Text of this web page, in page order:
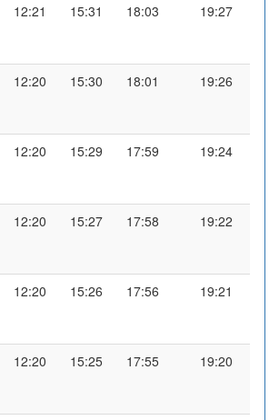
12:21 15:31 18:03 19:27
12:20 15:30 18:01 19:26
12:20 15:29 17:59 19:24
12:20 15:27 17:58 19:22
12:20 15:26 17:56 19:21
12:20 15:25 17:55 19:20